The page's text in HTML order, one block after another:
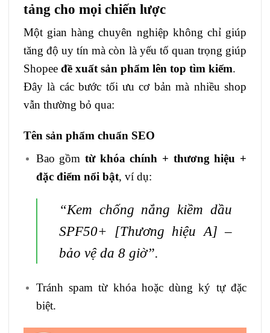
tảng cho mọi chiến lược
Một gian hàng chuyên nghiệp không chỉ giúp
tăng độ uy tín mà còn là yếu tố quan trọng giúp
Shopee đề xuất sản phẩm lên top tìm kiếm.
Đây là các bước tối ưu cơ bản mà nhiều shop
vẫn thường bỏ qua:
Tên sản phẩm chuẩn SEO
Bao gồmtừ khóa chính + thương hiệu +
đặc điểm nổi bật, ví dụ:
“Kem chống nắng kiềm dầu
SPF50+ [Thương hiệu A] –
bảo vệ da 8 giờ”.
Tránh spam từ khóa hoặc dùng ký tự đặc
biệt.